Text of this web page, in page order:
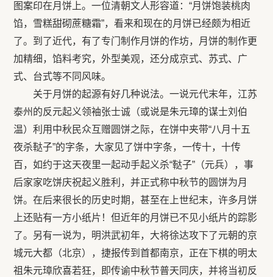
图案印在月饼上。一位清朝文人形容道：“月饼饱装桃肉
馅，雪糕甜砌蔗糖霜”，看来和现在的月饼已经颇为相近
了。到了近代，有了专门制作月饼的作坊，月饼的制作更
加精细，馅料考究，外型美观，还分成京式、苏式、广
式、台式等不同风味。
关于月饼的起源有好几种说法。一说元代末年，江苏
泰州的反元起义领袖张士诚（或说是朱元璋的谋士刘伯
温）利用中秋民众互赠圆饼之际，在饼中夹带“八月十五
夜杀鞑子”的字条，大家见了饼中字条，一传十，十传
百，如约于这天夜里一起动手起义杀“鞑子”（元兵），事
后家家吃饼庆祝起义胜利，并正式称中秋节的圆饼为月
饼。在后来很长的历史时期，甚至在上世纪末，许多月饼
上还贴有一方小纸片！但近年的月饼已不见小纸片的踪影
了。另有一说为，明洪武初年，大将徐达攻下了元朝的京
城元大都（北京），捷报传到首都南京，正在下棋的明太
祖朱元璋欣喜若狂，即传谕中秋节普天同庆，并将当初反